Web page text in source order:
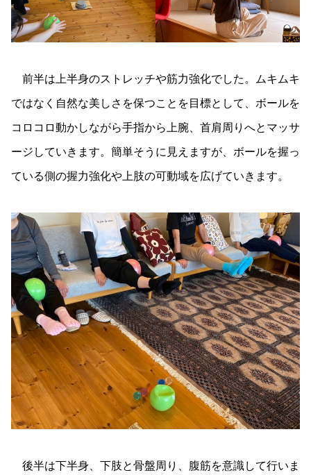
前半は上半身のストレッチや筋力強化でした。ムキムキ
ではなく自然な美しさを保つことを目標として、ボールを
コロコロ動かしながら手指から上腕、首肩周りへとマッサ
ージしていきます。簡単そうに見えますが、ボールを握っ
ている側の握力強化や上肢の可動域を広げていきます。
後半は下半身、下肢と骨盤周り、腹筋を意識して行いま